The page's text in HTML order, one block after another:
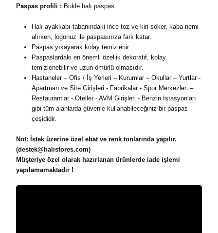
Paspas profili : Bukle halı paspas
Halı ayakkabı tabanındaki ince toz ve kiri söker, kaba nemi
alırken, logonuz ile paspasınıza fark katar.
Paspas yıkayarak kolay temizlenir.
Paspaslardaki en önemli özellik dekoratif, kolay
temizlenebilir ve uzun ömürlü olmasıdır.
Hastaneler – Ofis / İş Yerleri – Kurumlar – Okullar – Yurtlar -
Apartman ve Site Girişleri - Fabrikalar - Spor Merkezleri –
Restaurantlar - Oteller - AVM Girişleri - Benzin İstasyonları
gibi tüm alanlarda güvenle kullanabileceğiniz bir paspas
çeşididir.
Not: İstek üzerine özel ebat ve renk tonlarında yapılır.
(destek@halistores.com)
Müşteriye özel olarak hazırlanan ürünlerde iade işlemi
yapılamamaktadır !